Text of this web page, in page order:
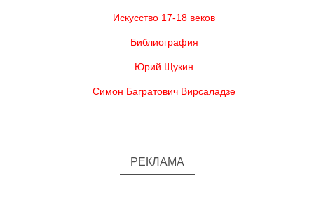
Искусство 17-18 веков
Библиография
Юрий Щукин
Симон Багратович Вирсаладзе
РЕКЛАМА